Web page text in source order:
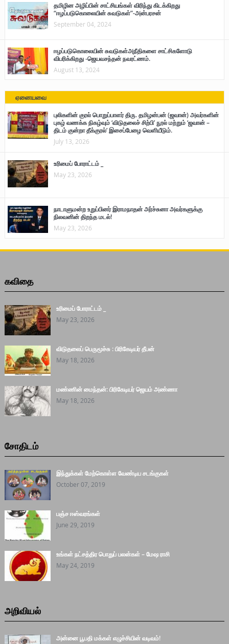
தமிழின அழிப்பின் சாட்சியங்கள் விரிந்து கிடக்கிறது
“ஈழப்படுகொலையின் சுவடுகள்”-அன்பரசன்
September 04, 2024
ஈழப்படுகொலையின் சுவடுகள்அநீதிகளை சாட்சிகளோடு
விபரிக்கிறது -ஜெயவசந்தன் நவரட்ணம்.
August 13, 2024
ஏனையவை
புலிகளின் குரல் பொறுப்பாளர் திரு. தமிழன்பன் (ஜவான்) அவர்களின்
புகழ் வணக்க நிகழ்வும் ‘விடுதலைச் சிற்பி’ நூல் மற்றும் ‘ஜவான் –
திடம் குன்றா தீக்குரல்’ இசைப்பேழை வெளியீடும்.
July 13, 2026
உரிமைப் போராட்டம் _
May 23, 2026
நாடாளுமன்ற உறுப்பினர் இராமநாதன் அர்ச்சுனா அவர்களுக்கு
நிலவனின் திறந்த மடல்!
May 23, 2026
கவிதை
உரிமைப் போராட்டம் _
May 23, 2026
விடுதலைப் பெருமூச்சு : பிரிகேடியர் தீபன்
May 18, 2026
மண்ணின் மைந்தன்: பிரிகேடியர் ஜெயம் அண்ணா
May 18, 2026
சோதிடம்
இந்துக்கள் மேற்கொள்ள வேண்டிய சடங்குகள்
October 07, 2019
பஞ்ச ஈஸ்வரங்கள்
June 29, 2019
உங்கள் நட்சத்திர பொதுப் பலன்கள் – மேஷ ராசி
May 24, 2019
அறிவியல்
அன்னை பூபதி மக்கள் எழுச்சியின் வடிவம்!